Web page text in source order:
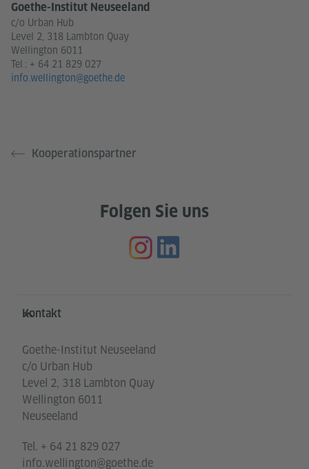
Goethe-Institut Neuseeland
c/o Urban Hub
Level 2, 318 Lambton Quay
Wellington 6011
Tel.: + 64 21 829 027
info.wellington@goethe.de
Kooperationspartner
Folgen Sie uns
Service- und Informationsbereich
Kontakt
Goethe-Institut Neuseeland
c/o Urban Hub
Level 2, 318 Lambton Quay
Wellington 6011
Neuseeland
Tel. + 64 21 829 027
info.wellington@goethe.de